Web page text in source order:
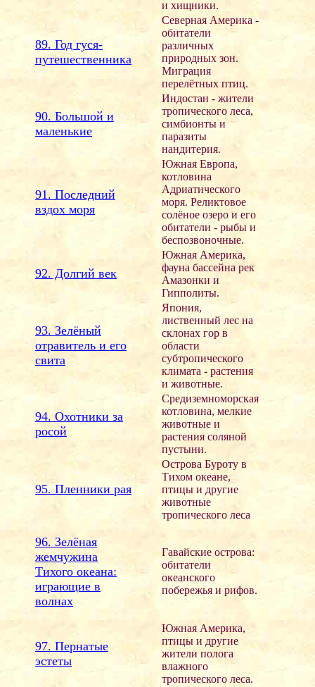
и хищники.
89. Год гуся-
путешественника
Северная Америка -
обитатели
различных
природных зон.
Миграция
перелётных птиц.
90. Большой и
маленькие
Индостан - жители
тропического леса,
симбионты и
паразиты
нандитерия.
91. Последний
вздох моря
Южная Европа,
котловина
Адриатического
моря. Реликтовое
солёное озеро и его
обитатели - рыбы и
беспозвоночные.
92. Долгий век
Южная Америка,
фауна бассейна рек
Амазонки и
Гипполиты.
93. Зелёный
отравитель и его
свита
Япония,
лиственный лес на
склонах гор в
области
субтропического
климата - растения
и животные.
94. Охотники за
росой
Средиземноморская
котловина, мелкие
животные и
растения соляной
пустыни.
95. Пленники рая
Острова Буроту в
Тихом океане,
птицы и другие
животные
тропического леса
96. Зелёная
жемчужина
Тихого океана:
играющие в
волнах
Гавайские острова:
обитатели
океанского
побережья и рифов.
97. Пернатые
эстеты
Южная Америка,
птицы и другие
жители полога
влажного
тропического леса.